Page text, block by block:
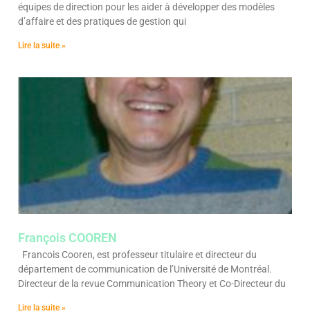
équipes de direction pour les aider à développer des modèles
d’affaire et des pratiques de gestion qui
Lire la suite »
François COOREN
Francois Cooren, est professeur titulaire et directeur du
département de communication de l’Université de Montréal.
Directeur de la revue Communication Theory et Co-Directeur du
Lire la suite »